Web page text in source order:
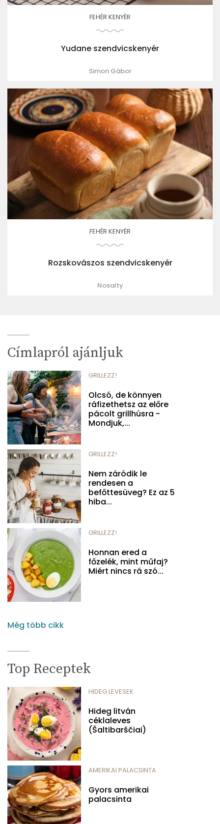
FEHÉR KENYÉR
Yudane szendvicskenyér
Simon Gábor
FEHÉR KENYÉR
Rozskovászos szendvicskenyér
Nosalty
Címlapról ajánljuk
GRILLEZZ!
Olcsó, de könnyen
ráfizethetsz az előre
pácolt grillhúsra -
Mondjuk,...
GRILLEZZ!
Nem záródik le
rendesen a
befőttesüveg? Ez az 5
hiba...
GRILLEZZ!
Honnan ered a
főzelék, mint műfaj?
Miért nincs rá szó...
Még több cikk
Top Receptek
HIDEG LEVESEK
Hideg litván
céklaleves
(Šaltibarščiai)
AMERIKAI PALACSINTA
Gyors amerikai
palacsinta